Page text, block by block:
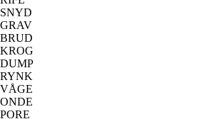
SNYD
GRAV
BRUD
KROG
DUMP
RYNK
VÅGE
ONDE
PORE